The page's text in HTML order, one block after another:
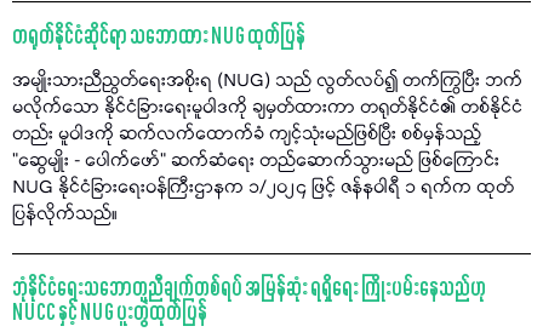
တရုတ်နိုင်ငံဆိုင်ရာ သဘောထား NUG ထုတ်ပြန်
အမျိုးသားညီညွတ်ရေးအစိုးရ (NUG) သည် လွတ်လပ်၍ တက်ကြွပြီး ဘက်
မလိုက်သော နိုင်ငံခြားရေးမူဝါဒကို ချမှတ်ထားကာ တရုတ်နိုင်ငံ၏ တစ်နိုင်ငံ
တည်း မူဝါဒကို ဆက်လက်ထောက်ခံ ကျင့်သုံးမည်ဖြစ်ပြီး စစ်မှန်သည့်
"ဆွေမျိုး - ပေါက်ဖော်" ဆက်ဆံရေး တည်ဆောက်သွားမည် ဖြစ်ကြောင်း
NUG နိုင်ငံခြားရေးဝန်ကြီးဌာနက ၁/၂၀၂၄ ဖြင့် ဇန်နဝါရီ ၁ ရက်က ထုတ်
ပြန်လိုက်သည်။
ဘုံနိုင်ငံရေးသဘောတူညီချက်တစ်ရပ် အမြန်ဆုံး ရရှိရေး ကြိုးပမ်းနေသည်ဟု
NUCC နှင့် NUG ပူးတွဲထုတ်ပြန်